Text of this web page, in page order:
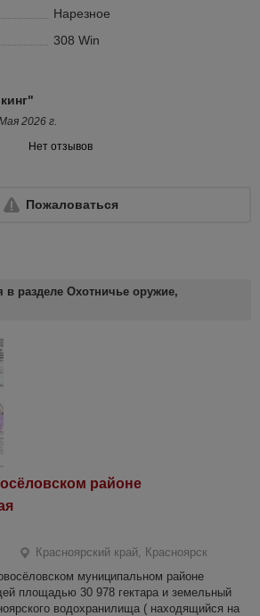
Нарезное
308 Win
2026 г.
Нет отзывов
Пожаловаться
разделе Охотничье оружие,
районе
Красноярский край, Красноярск
муниципальном районе
площадью 30 978 гектара и земельный
водохранилища ( находящийся на